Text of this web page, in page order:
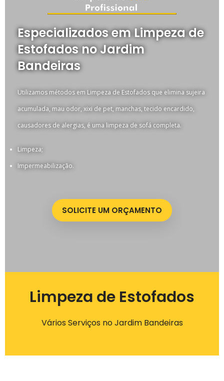
Especializados em Limpeza de
Estofados no Jardim
Bandeiras
Utilizamos métodos em Limpeza de Estofados que elimina sujeira
acumulada, mau odor, xixi de pet, manchas, tecido encardido,
causadores de alergias, é uma limpeza de sofá completa.
Limpeza;
Impermeabilização.
SOLICITE UM ORÇAMENTO
Limpeza de Estofados
Vários Serviços no Jardim Bandeiras